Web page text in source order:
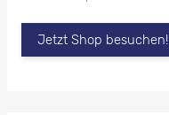
Jetzt Shop besuchen!